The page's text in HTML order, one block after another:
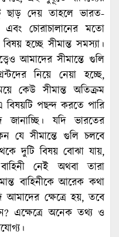
ছাড় দেয় তাহলে ভারত-
চোরাচালানের মতো
হচ্ছে সীমান্ত সমস্যা।
আমাদের সীমান্তে গুলি
নিয়ে নেয়া হচ্ছে,
কেউ সীমান্ত অতিক্রম
পছন্দ করতে পারি
যদি ভারতের
যে সীমান্তে গুলি চলবে
দুটি বিষয় বোঝা যায়,
নেই অথবা তারা
বাহিনীকে আরেক কথা
আমাদের ক্ষেত্রে হয়, তবে
এক্ষেত্রে অনেক তথ্য ও